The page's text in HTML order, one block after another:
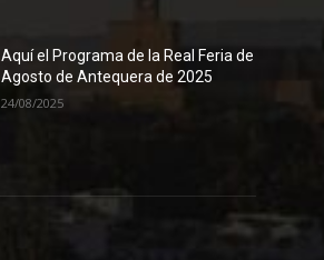
Aquí el Programa de la Real Feria de
Agosto de Antequera de 2025
24/08/2025